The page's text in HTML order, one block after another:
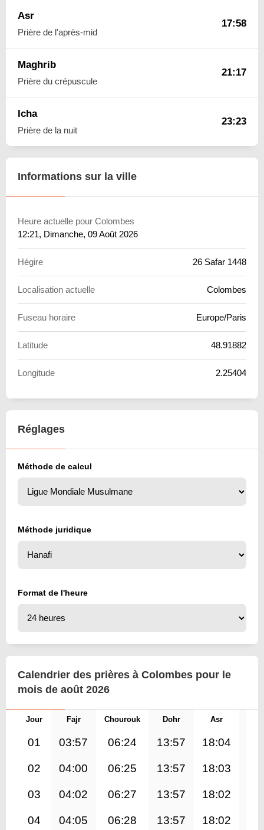
Asr
Prière de l'après-mid
17:58
Maghrib
Prière du crépuscule
21:17
Icha
Prière de la nuit
23:23
Informations sur la ville
Heure actuelle pour Colombes
12:21, Dimanche, 09 Août 2026
Hégire 26 Safar 1448
Localisation actuelle Colombes
Fuseau horaire Europe/Paris
Latitude 48.91882
Longitude 2.25404
Réglages
Méthode de calcul
Méthode juridique
Format de l'heure
Calendrier des prières à Colombes pour le
mois de août 2026
Jour Fajr Chourouk Dohr Asr
01 03:57 06:24 13:57 18:04
02 04:00 06:25 13:57 18:03
03 04:02 06:27 13:57 18:02
04 04:05 06:28 13:57 18:02